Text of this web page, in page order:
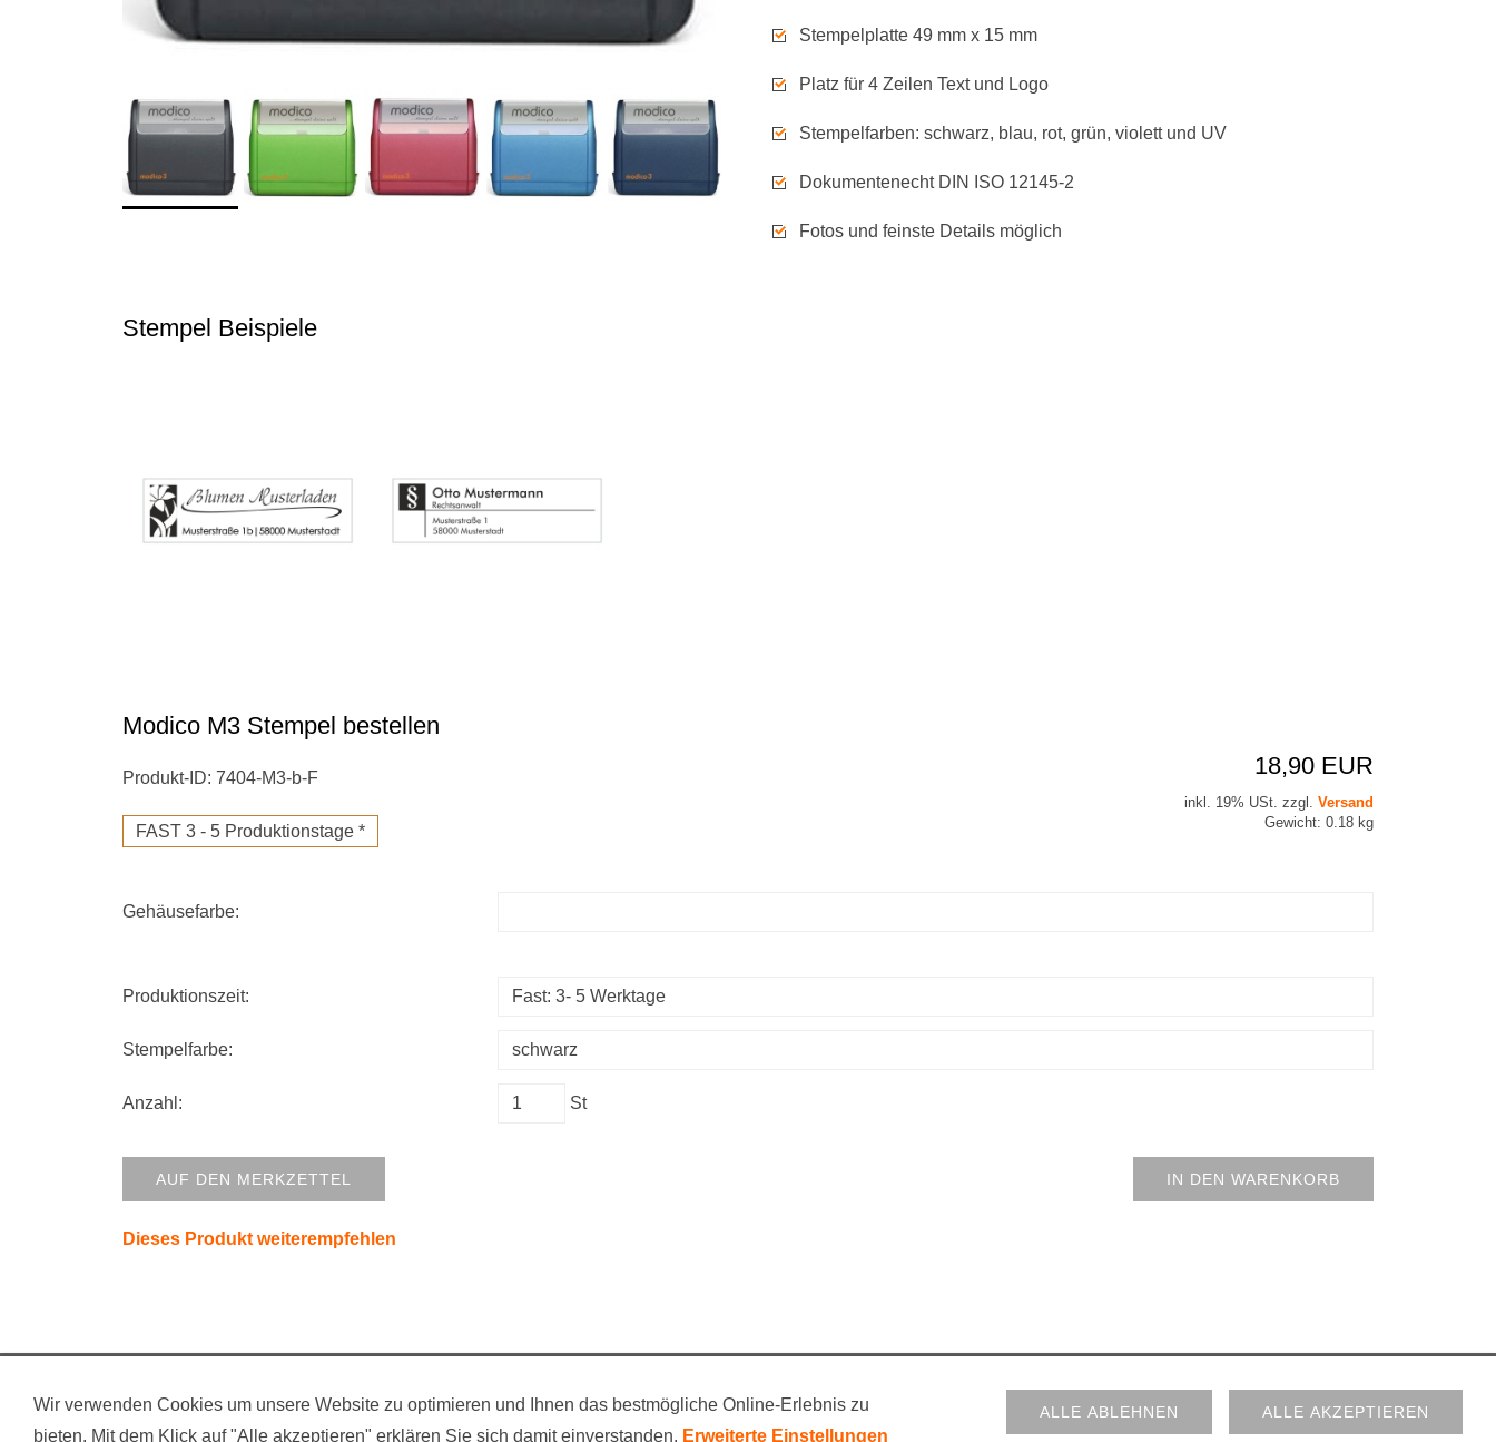
Stempelplatte 49 mm x 15 mm
Platz für 4 Zeilen Text und Logo
Stempelfarben: schwarz, blau, rot, grün, violett und UV
Dokumentenecht DIN ISO 12145-2
Fotos und feinste Details möglich
Stempel Beispiele
Modico M3 Stempel bestellen
Produkt-ID: 7404-M3-b-F
FAST 3 - 5 Produktionstage *
18,90 EUR
inkl. 19% USt. zzgl. Versand
Gewicht: 0.18 kg
Gehäusefarbe:
Produktionszeit:
Stempelfarbe:
Anzahl: St
IN DEN WARENKORB
AUF DEN MERKZETTEL
Dieses Produkt weiterempfehlen
© 1999 - 2025 printfactory GmbH
Wir verwenden Cookies um unsere Website zu optimieren und Ihnen das bestmögliche Online-Erlebnis zu
bieten. Mit dem Klick auf "Alle akzeptieren" erklären Sie sich damit einverstanden. Erweiterte Einstellungen
ALLE AKZEPTIEREN
ALLE ABLEHNEN